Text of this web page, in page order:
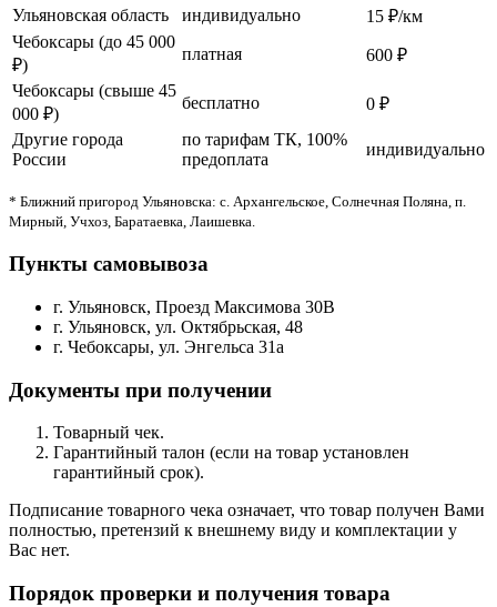
Ульяновская область
индивидуально
15 ₽/км
Чебоксары (до 45 000
₽)
платная
600 ₽
Чебоксары (свыше 45
000 ₽)
бесплатно
0 ₽
Другие города
России
по тарифам ТК, 100%
предоплата
индивидуально
* Ближний пригород Ульяновска: с. Архангельское, Солнечная Поляна, п.
Мирный, Учхоз, Баратаевка, Лаишевка.
Пункты самовывоза
г. Ульяновск, Проезд Максимова 30В
г. Ульяновск, ул. Октябрьская, 48
г. Чебоксары, ул. Энгельса 31а
Документы при получении
Товарный чек.
Гарантийный талон (если на товар установлен
гарантийный срок).
Подписание товарного чека означает, что товар получен Вами
полностью, претензий к внешнему виду и комплектации у
Вас нет.
Порядок проверки и получения товара